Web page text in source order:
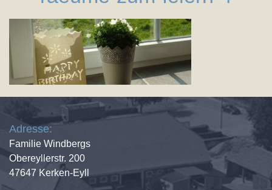
Adresse:
Familie Windbergs
Obereyllerstr. 200
47647 Kerken-Eyll